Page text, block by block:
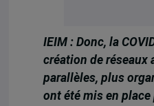
IEIM : Donc, la
création de réseaux
parallèles, plus
ont été mis en place